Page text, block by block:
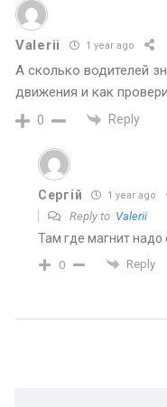
Valerii 1 year ago
А сколько водителей
движения и как
0 Reply
Сергій 1 year ago
Reply to Valerii
Там где магнит надо
0 Reply